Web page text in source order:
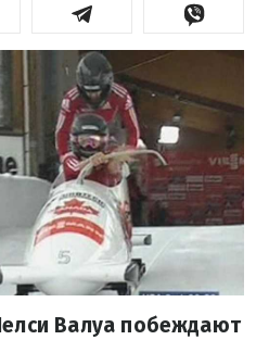
Валуа побеждают